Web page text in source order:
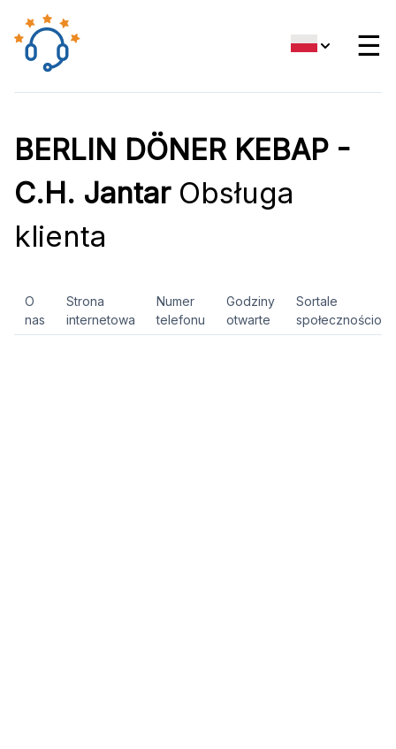
☰
BERLIN DÖNER KEBAP -
C.H. JantarObsługa
klienta
O
nas
Strona
internetowa
Numer
telefonu
Godziny
otwarte
Sortale